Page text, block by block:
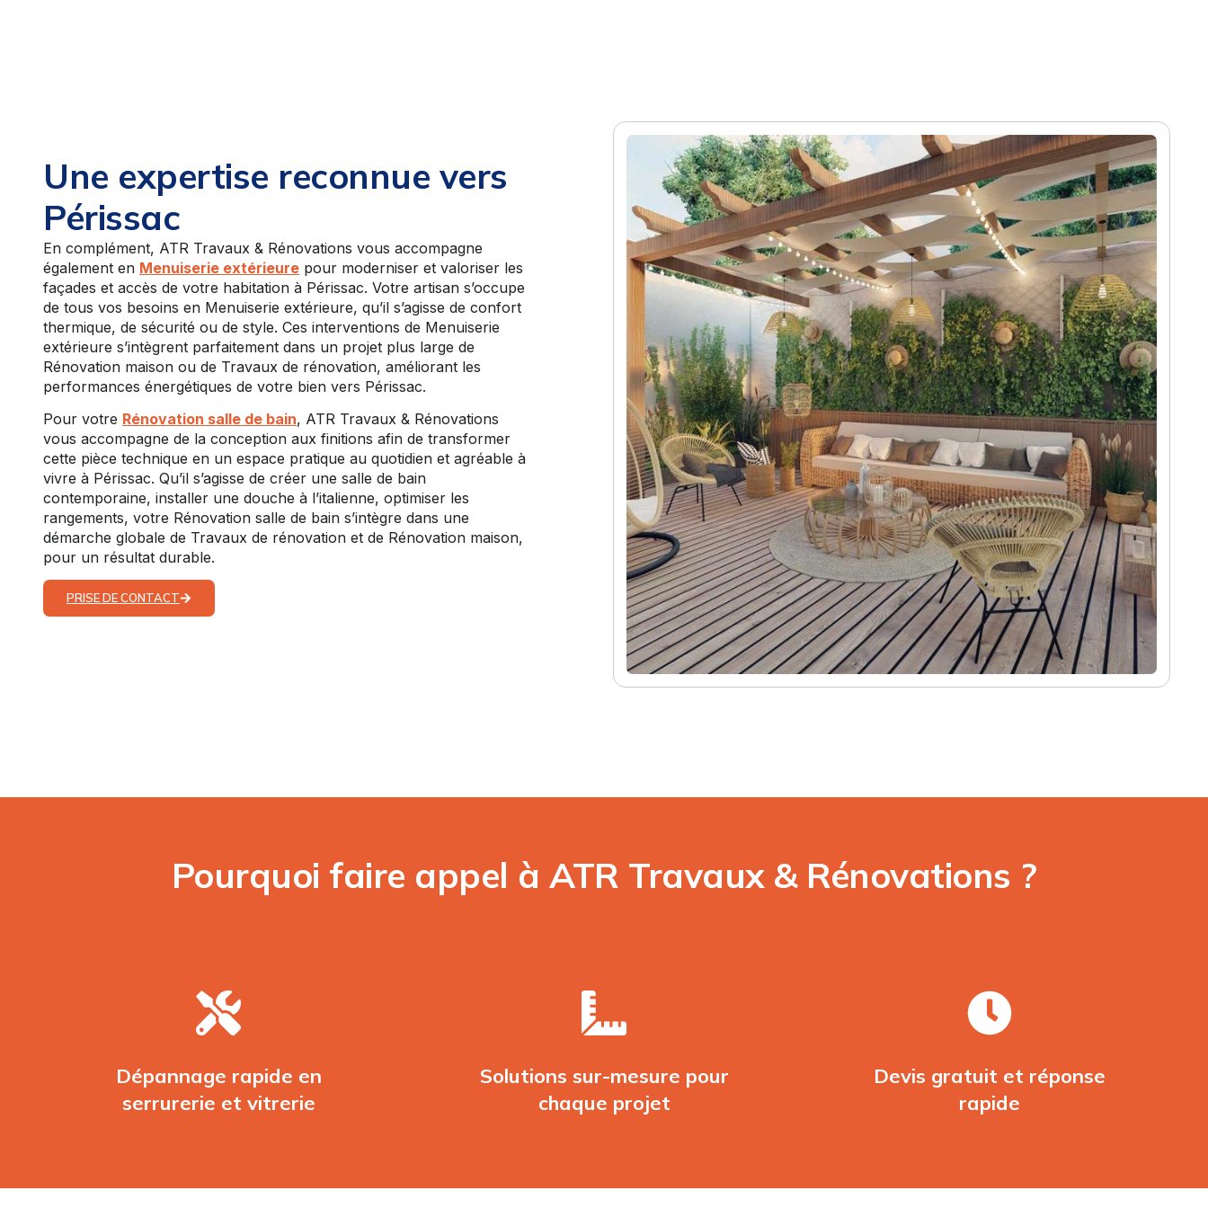
Une expertise reconnue vers
Périssac
En complément, ATR Travaux & Rénovations vous accompagne
également en Menuiserie extérieure pour moderniser et valoriser les
façades et accès de votre habitation à Périssac. Votre artisan s’occupe
de tous vos besoins en Menuiserie extérieure, qu’il s’agisse de confort
thermique, de sécurité ou de style. Ces interventions de Menuiserie
extérieure s’intègrent parfaitement dans un projet plus large de
Rénovation maison ou de Travaux de rénovation, améliorant les
performances énergétiques de votre bien vers Périssac.
Pour votre Rénovation salle de bain, ATR Travaux & Rénovations
vous accompagne de la conception aux finitions afin de transformer
cette pièce technique en un espace pratique au quotidien et agréable à
vivre à Périssac. Qu’il s’agisse de créer une salle de bain
contemporaine, installer une douche à l’italienne, optimiser les
rangements, votre Rénovation salle de bain s’intègre dans une
démarche globale de Travaux de rénovation et de Rénovation maison,
pour un résultat durable.
PRISE DE CONTACT
Pourquoi faire appel à ATR Travaux & Rénovations ?
Dépannage rapide en
serrurerie et vitrerie
Solutions sur-mesure pour
chaque projet
Devis gratuit et réponse
rapide